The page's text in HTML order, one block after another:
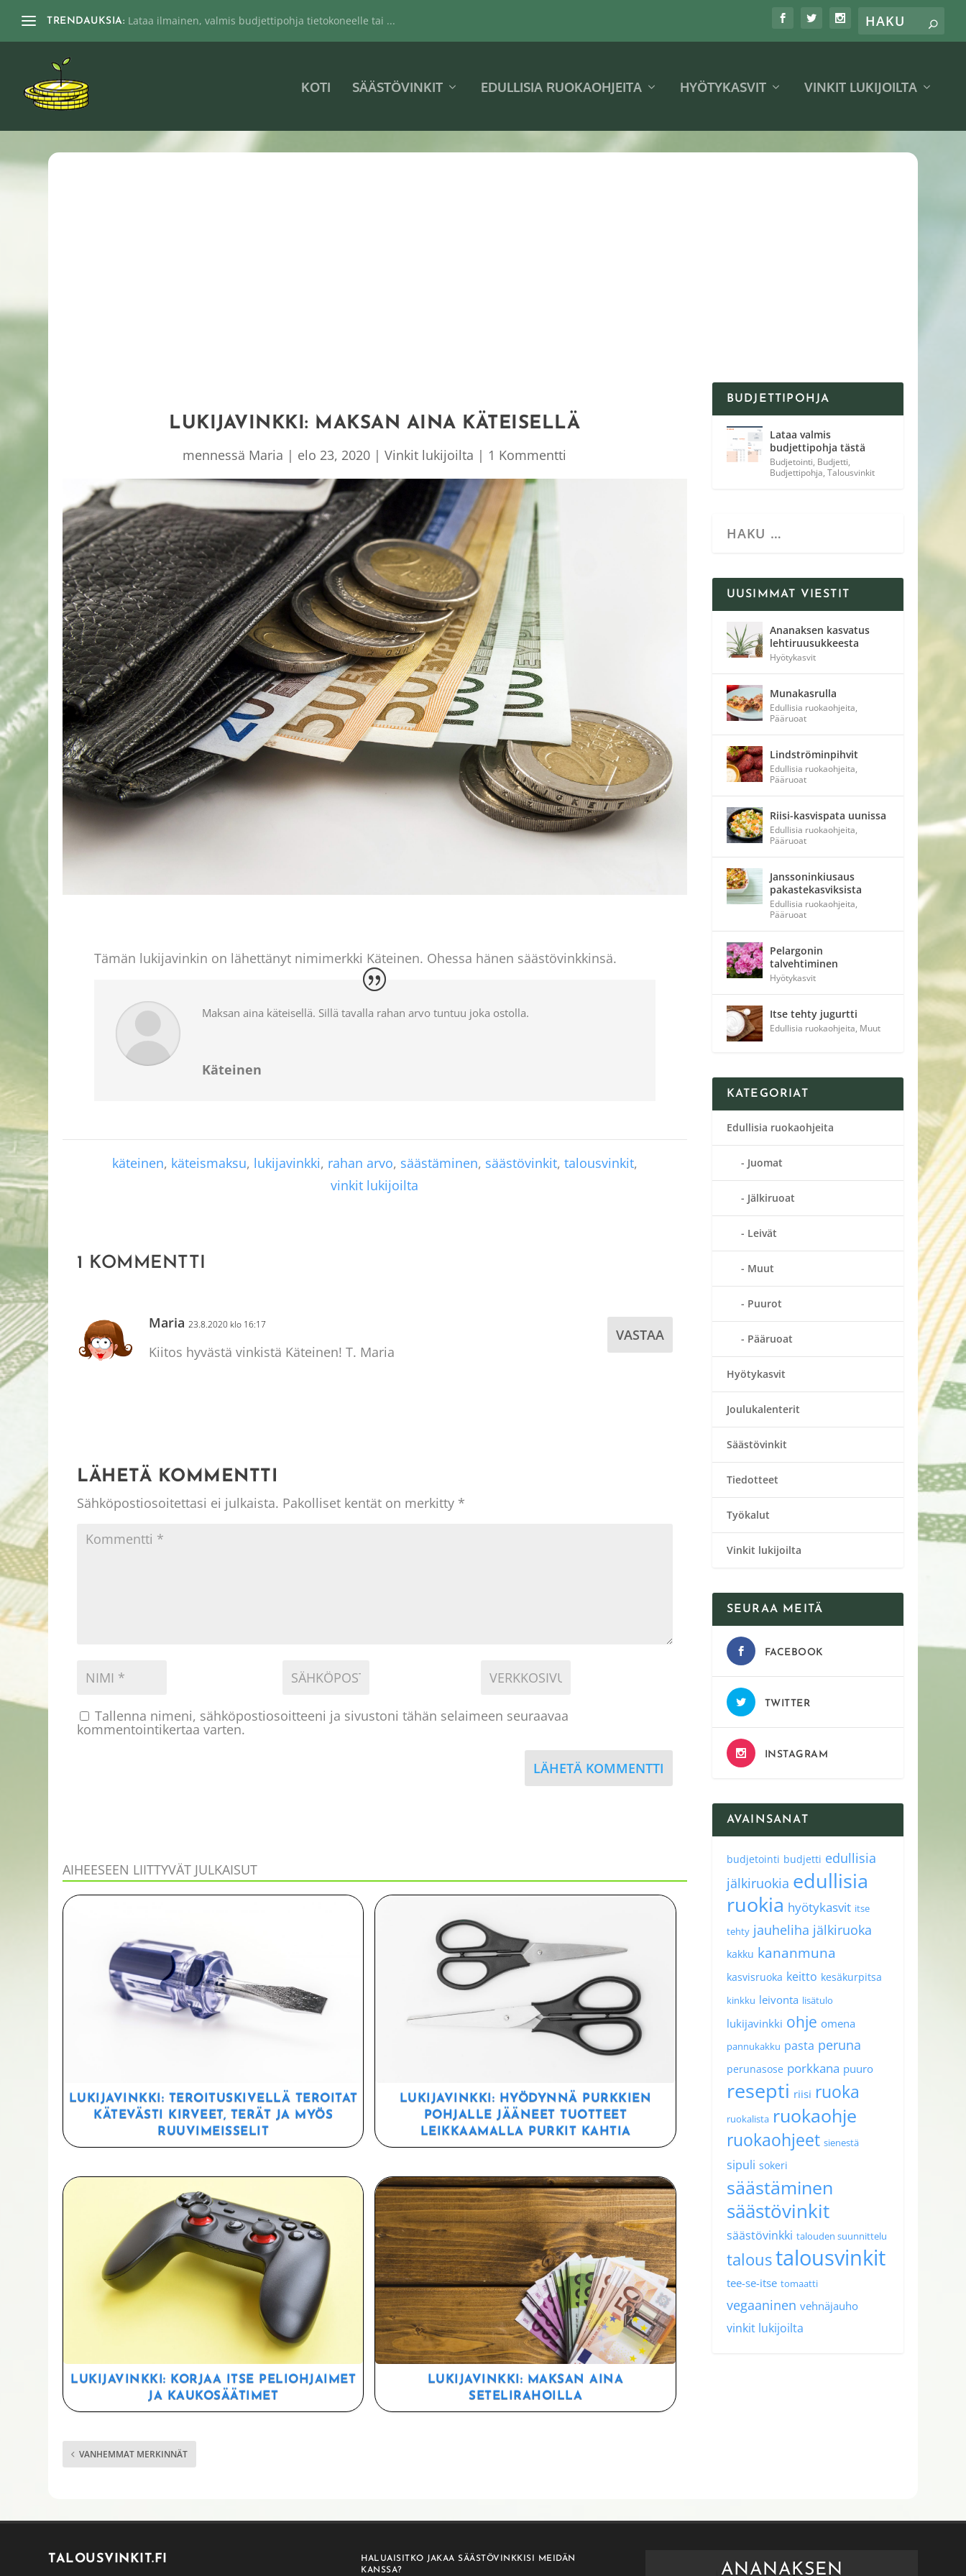
TRENDAUKSIA: Lataa ilmainen, valmis budjettipohja tietokoneelle tai ...
KOTI SÄÄSTÖVINKIT EDULLISIA RUOKAOHJEITA HYÖTYKASVIT VINKIT LUKIJOILTA
LUKIJAVINKKI: MAKSAN AINA KÄTEISELLÄ
mennessä Maria | elo 23, 2020 |Vinkit lukijoilta | 1 Kommentti
Tämän lukijavinkin on lähettänyt nimimerkki Käteinen. Ohessa hänen säästövinkkinsä.
Maksan aina käteisellä. Sillä tavalla rahan arvo tuntuu joka ostolla.
Käteinen
käteinen, käteismaksu, lukijavinkki, rahan arvo, säästäminen, säästövinkit, talousvinkit,
vinkit lukijoilta
1 KOMMENTTI
Maria 23.8.2020 klo 16:17
Kiitos hyvästä vinkistä Käteinen! T. Maria
VASTAA
LÄHETÄ KOMMENTTI
Sähköpostiosoitettasi ei julkaista. Pakolliset kentät on merkitty *
Tallenna nimeni, sähköpostiosoitteeni ja sivustoni tähän selaimeen seuraavaa
kommentointikertaa varten.
LÄHETÄ KOMMENTTI
AIHEESEEN LIITTYVÄT JULKAISUT
LUKIJAVINKKI: TEROITUSKIVELLÄ TEROITAT
KÄTEVÄSTI KIRVEET, TERÄT JA MYÖS
RUUVIMEISSELIT
LUKIJAVINKKI: HYÖDYNNÄ PURKKIEN
POHJALLE JÄÄNEET TUOTTEET
LEIKKAAMALLA PURKIT KAHTIA
LUKIJAVINKKI: KORJAA ITSE PELIOHJAIMET
JA KAUKOSÄÄTIMET
LUKIJAVINKKI: MAKSAN AINA
SETELIRAHOILLA
VANHEMMAT MERKINNÄT
BUDJETTIPOHJA
Lataa valmis
budjettipohja tästä
Budjetointi, Budjetti,
Budjettipohja, Talousvinkit
UUSIMMAT VIESTIT
Ananaksen kasvatus
lehtiruusukkeesta
Hyötykasvit
Munakasrulla
Edullisia ruokaohjeita,
Pääruoat
Lindströminpihvit
Edullisia ruokaohjeita,
Pääruoat
Riisi-kasvispata uunissa
Edullisia ruokaohjeita,
Pääruoat
Janssoninkiusaus
pakastekasviksista
Edullisia ruokaohjeita,
Pääruoat
Pelargonin
talvehtiminen
Hyötykasvit
Itse tehty jugurtti
Edullisia ruokaohjeita, Muut
KATEGORIAT
Edullisia ruokaohjeita
Juomat
Jälkiruoat
Leivät
Muut
Puurot
Pääruoat
Hyötykasvit
Joulukalenterit
Säästövinkit
Tiedotteet
Työkalut
Vinkit lukijoilta
SEURAA MEITÄ
FACEBOOK
TWITTER
INSTAGRAM
AVAINSANAT
budjetointi budjetti edullisia
jälkiruokia edullisia
ruokia hyötykasvit itse
tehty jauheliha jälkiruoka
kakku kananmuna
kasvisruoka keitto kesäkurpitsa
kinkku leivonta lisätulo
lukijavinkki ohje omena
pannukakku pasta peruna
perunasose porkkana puuro
resepti riisi ruoka
ruokalista ruokaohje
ruokaohjeet sienestä
sipuli sokeri
säästäminen
säästövinkit
säästövinkki talouden suunnittelu
taloustalousvinkit
tee-se-itse tomaatti
vegaaninen vehnäjauho
vinkit lukijoilta
TALOUSVINKIT.FI
HALUAISITKO JAKAA SÄÄSTÖVINKKISI MEIDÄN
KANSSA?
ANANAKSEN